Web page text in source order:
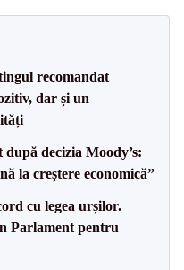
recomandat
dar și un
decizia Moody’s:
la creștere economică”
cu legea urșilor.
Parlament pentru